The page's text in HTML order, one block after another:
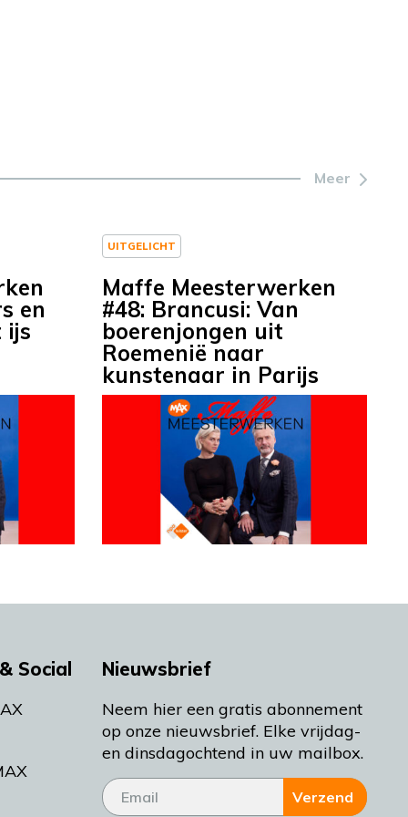
Meer
en
ijs
UITGELICHT
Maffe Meesterwerken
#48: Brancusi: Van
boerenjongen uit
Roemenië naar
kunstenaar in Parijs
Social Nieuwsbrief
Neem hier een gratis abonnement
op onze nieuwsbrief. Elke vrijdag-
en dinsdagochtend in uw mailbox.
Verzend